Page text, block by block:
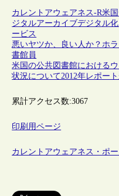
カレントアウェアネス-R米国
ジタルアーカイブデジタル化
ービス
悪いヤツか、良い人か？ホ
書館員
米国の公共図書館における
状況について2012年レポー
累計アクセス数:3067
印刷用ページ
カレントアウェアネス・ポ